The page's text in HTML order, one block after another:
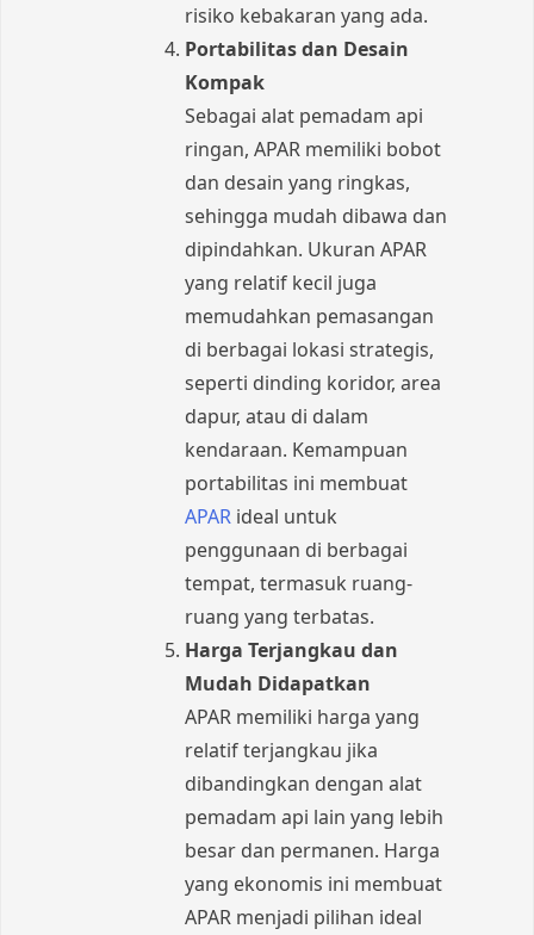
risiko kebakaran yang ada.
Portabilitas dan Desain
Kompak
Sebagai alat pemadam api
ringan, APAR memiliki bobot
dan desain yang ringkas,
sehingga mudah dibawa dan
dipindahkan. Ukuran APAR
yang relatif kecil juga
memudahkan pemasangan
di berbagai lokasi strategis,
seperti dinding koridor, area
dapur, atau di dalam
kendaraan. Kemampuan
portabilitas ini membuat
APAR ideal untuk
penggunaan di berbagai
tempat, termasuk ruang-
ruang yang terbatas.
Harga Terjangkau dan
Mudah Didapatkan
APAR memiliki harga yang
relatif terjangkau jika
dibandingkan dengan alat
pemadam api lain yang lebih
besar dan permanen. Harga
yang ekonomis ini membuat
APAR menjadi pilihan ideal